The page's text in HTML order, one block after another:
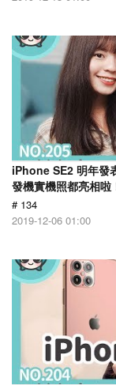
iPhone SE2 明年發
發機實機照都亮相
# 134
2019-12-06 01:00